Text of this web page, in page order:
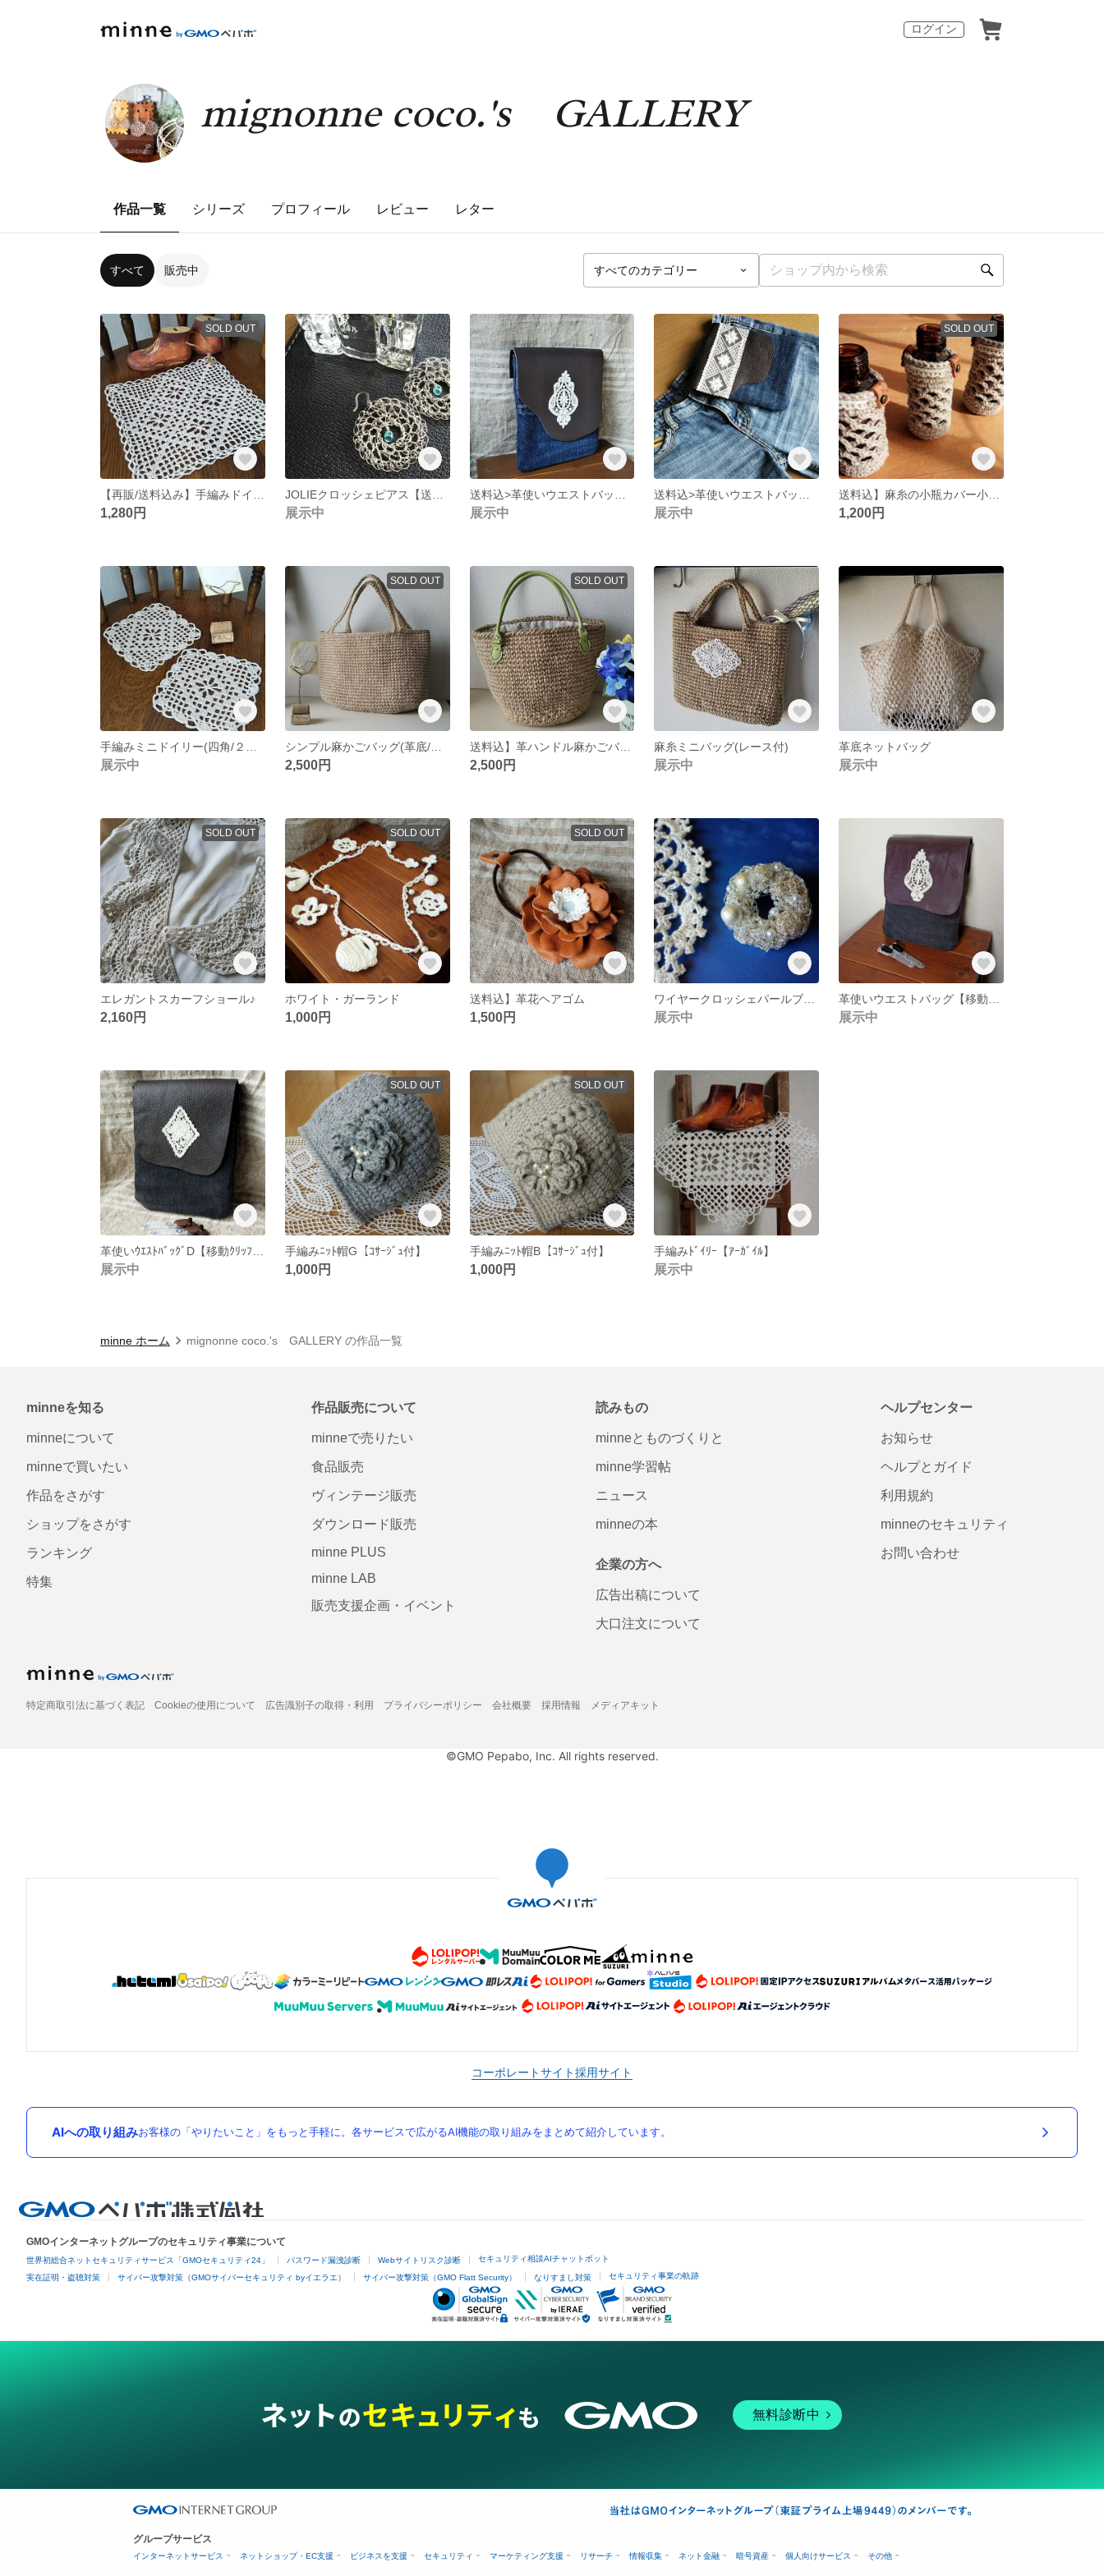
ログイン
mignonne coco.'s GALLERY
作品一覧 シリーズ プロフィール レビュー レター
すべて 販売中
SOLD OUT
1,280円 展示中 展示中 展示中
SOLD OUT
1,200円
展示中
SOLD OUT
シンプル麻かごバッグ(革底/内布付)
2,500円
SOLD OUT
送料込】革ハンドル麻かごバッグ(内布付)
2,500円
麻糸ミニバッグ(レース付)
展示中
革底ネットバッグ
展示中
SOLD OUT
エレガントスカーフショール♪
2,160円
SOLD OUT
ホワイト・ガーランド
1,000円
SOLD OUT
送料込】革花ヘアゴム
1,500円 展示中 展示中
展示中
SOLD OUT
手編みﾆｯﾄ帽G【ｺｻｰｼﾞｭ付】
1,000円
SOLD OUT
手編みﾆｯﾄ帽B【ｺｻｰｼﾞｭ付】
1,000円
手編みﾄﾞｲﾘｰ【ｱｰｶﾞｲﾙ】
展示中
minne ホーム mignonne coco.'s GALLERY の作品一覧
minneを知る
minneについて
minneで買いたい
作品をさがす
ショップをさがす
ランキング
特集
作品販売について
minneで売りたい
食品販売
ヴィンテージ販売
ダウンロード販売
minne PLUS
minne LAB
販売支援企画・イベント
読みもの
minneとものづくりと
minne学習帖
ニュース
minneの本
企業の方へ
広告出稿について
大口注文について
ヘルプセンター
お知らせ
ヘルプとガイド
利用規約
minneのセキュリティ
お問い合わせ
特定商取引法に基づく表記 Cookieの使用について 広告識別子の取得・利用 プライバシーポリシー 会社概要 採用情報 メディアキット
©GMO Pepabo, Inc. All rights reserved.
コーポレートサイト採用サイト
AIへの取り組みお客様の「やりたいこと」をもっと手軽に。各サービスで広がるAI機能の取り組みをまとめて紹介しています。
GMOインターネットグループのセキュリティ事業について
世界初総合ネットセキュリティサービス「GMOセキュリティ24」 パスワード漏洩診断 Webサイトリスク診断 セキュリティ相談AIチャットボット
実在証明・盗聴対策 サイバー攻撃対策（GMOサイバーセキュリティ byイエラエ） サイバー攻撃対策（GMO Flatt Security） なりすまし対策 セキュリティ事業の軌跡
無料診断中
グループサービス
インターネットサービス ネットショップ・EC支援 ビジネスを支援 セキュリティ マーケティング支援 リサーチ 情報収集 ネット金融 暗号資産 個人向けサービス その他